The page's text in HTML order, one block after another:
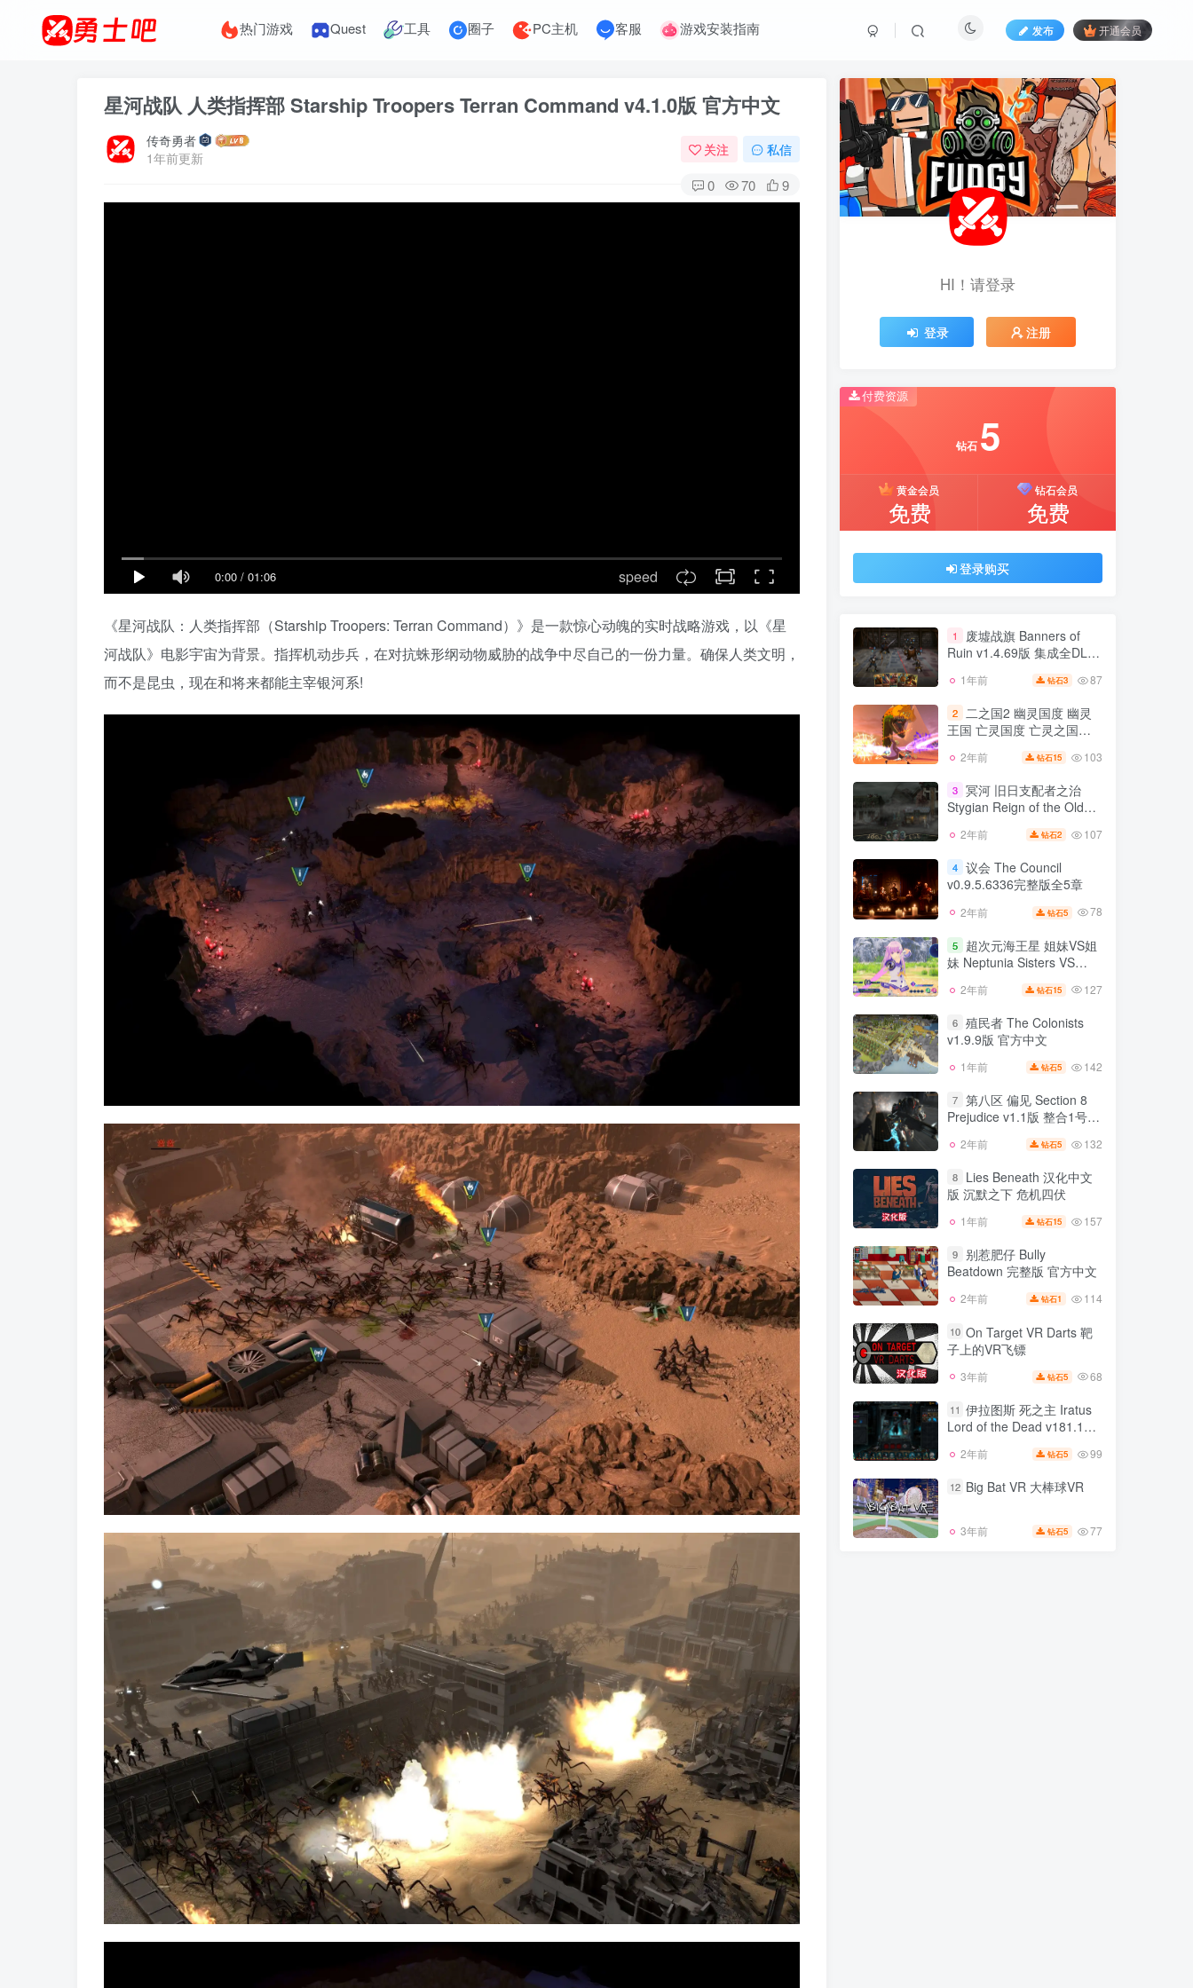
热门游戏 Quest 工具 圈子 PC主机 客服 游戏安装指南 发布 开通会员
星河战队 人类指挥部 Starship Troopers Terran Command v4.1.0版 官方中文
传奇勇者
1年前更新
关注 私信
0 70 9
0:00 / 01:06 speed
《星河战队：人类指挥部（Starship Troopers: Terran Command）》是一款惊心动魄的实时战略游戏，以《星
河战队》电影宇宙为背景。指挥机动步兵，在对抗蛛形纲动物威胁的战争中尽自己的一份力量。确保人类文明，
而不是昆虫，现在和将来都能主宰银河系!
HI！请登录
登录 注册
付费资源
钻石 5
黄金会员
免费
钻石会员
免费
登录购买
1
废墟战旗 Banners of
Ruin v1.4.69版 集成全DLC
1年前 钻石3 87
2 二之国2 幽灵国度 幽灵
王国 亡灵国度 亡灵之国
v4.00版 汉化中文，集成魔
法使之书 失落领主的巢穴
2年前 钻石15 103
3 冥河 旧日支配者之治
Stygian Reign of the Old
Ones v1.1.7版 官方中文
2年前 钻石2 107
4 议会 The Council
v0.9.5.6336完整版全5章
2年前 钻石5 78
5
超次元海王星 姐妹VS姐
妹 Neptunia Sisters VS
重生3 V世纪 重生2 姐妹时
2年前 钻石15 127
6 殖民者 The Colonists
v1.9.9版 官方中文
1年前 钻石5 142
7 第八区 偏见 Section 8
Prejudice v1.1版 整合1号升
2年前 钻石5 132
8
Lies Beneath 汉化中文
版 沉默之下 危机四伏
1年前 钻石15 157
9 别惹肥仔 Bully
Beatdown 完整版 官方中文
2年前 钻石1 114
10 On Target VR Darts 靶
子上的VR飞镖
3年前 钻石5 68
11 伊拉图斯 死之主 Iratus
Lord of the Dead v181.13N
2年前 钻石5 99
12 Big Bat VR 大棒球VR
3年前 钻石5 77
HI！请登录
登录 注册
推荐开通钻石会员下载更优惠！
推荐开通钻石会员下载更优惠！
5
免费 免费
1
废墟战旗 Banners of
Ruin v1.4.69版 集成全DLC
官方中文
1年前 钻石3
2
二之国2 幽灵国度 幽灵
v4.00版 汉化中文，集成魔
法使之书 失落领主的巢穴
DLC
2年前 钻石15 103
3
冥河 旧日支配者之治
Ones v1.1.7版 官方中文
2年前 钻石2
4
议会 The Council
v0.9.5.6336完整版全5章
2年前 钻石5
5
超次元海王星 姐妹VS姐
Sisters v2023.08.07豪华版
重生3 V世纪 重生2 姐妹时
代 重生1
2年前 钻石
6
殖民者 The Colonists
1年前 钻石5 142
7
第八区 偏见 Section 8
级档 官方中文
2年前 钻石5
8
Lies Beneath 汉化中文
1年前 钻石15 157
9
别惹肥仔 Bully
2年前
10 On Target VR Darts 靶
3年前 钻石5
11 伊拉图斯 死之主 Iratus
版 集成全DLC 官方中文
12 Big Bat VR 大棒球VR